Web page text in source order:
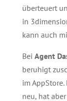
überteuert
in
kann auch
Bei Agent
beruhigt
im
neu, hat